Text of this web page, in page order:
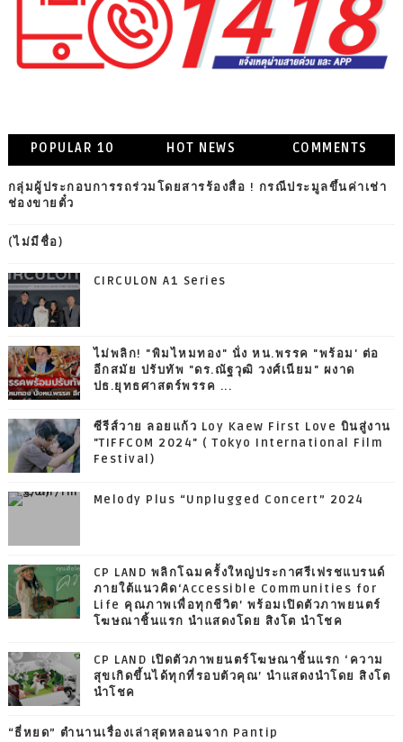
POPULAR 10 HOT NEWS COMMENTS
กลุ่มผู้ประกอบการรถร่วมโดยสารร้องสื่อ ! กรณีประมูลขึ้นค่าเช่า
ช่องขายตั๋ว
(ไม่มีชื่อ)
CIRCULON A1 Series
ไม่พลิก! "พิมไหมทอง" นั่ง หน.พรรค "พร้อม' ต่อ
อีกสมัย ปรับทัพ "ดร.ณัฐวุฒิ วงศ์เนียม" ผงาด
ปธ.ยุทธศาสตร์พรรค ...
ซีรีส์วาย ลอยแก้ว Loy Kaew First Love บินสู่งาน
"TIFFCOM 2024" ( Tokyo International Film
Festival)
Melody Plus “Unplugged Concert” 2024
CP LAND พลิกโฉมครั้งใหญ่ประกาศรีเฟรชแบรนด์
ภายใต้แนวคิด‘Accessible Communities for
Life คุณภาพเพื่อทุกชีวิต’ พร้อมเปิดตัวภาพยนตร์
โฆษณาชิ้นแรก นำแสดงโดย สิงโต นำโชค
CP LAND เปิดตัวภาพยนตร์โฆษณาชิ้นแรก ‘ความ
สุขเกิดขึ้นได้ทุกที่รอบตัวคุณ’ นำแสดงนำโดย สิงโต
นำโชค
“ธี่หยด” ตำนานเรื่องเล่าสุดหลอนจาก Pantip